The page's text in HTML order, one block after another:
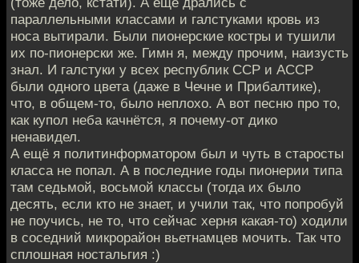
параллельными классами и галстуками кровь из
носа вытирали. Были пионерские костры и тушили
их по-пионерски же. Гимн я, между прочим, наизусть
знал. И галстуки у всех республик ССР и АССР
были одного цвета (даже в Чечне и Прибалтике),
что, в общем-то, было неплохо. А вот песню про то,
как купол неба качнётся, я почему-от дико
ненавидел.
А ещё я политинформатором был и чуть в старосты
класса не попал. А в последние годы пионерии типа
там седьмой, восьмой классы (тогда их было
десять, если кто не знает, и учили так, что попробуй
не поучись, не то, что сейчас херня какая-то) ходили
в соседний микрорайон вьетнамцев мочить. Так что
сплошная ностальгия :)